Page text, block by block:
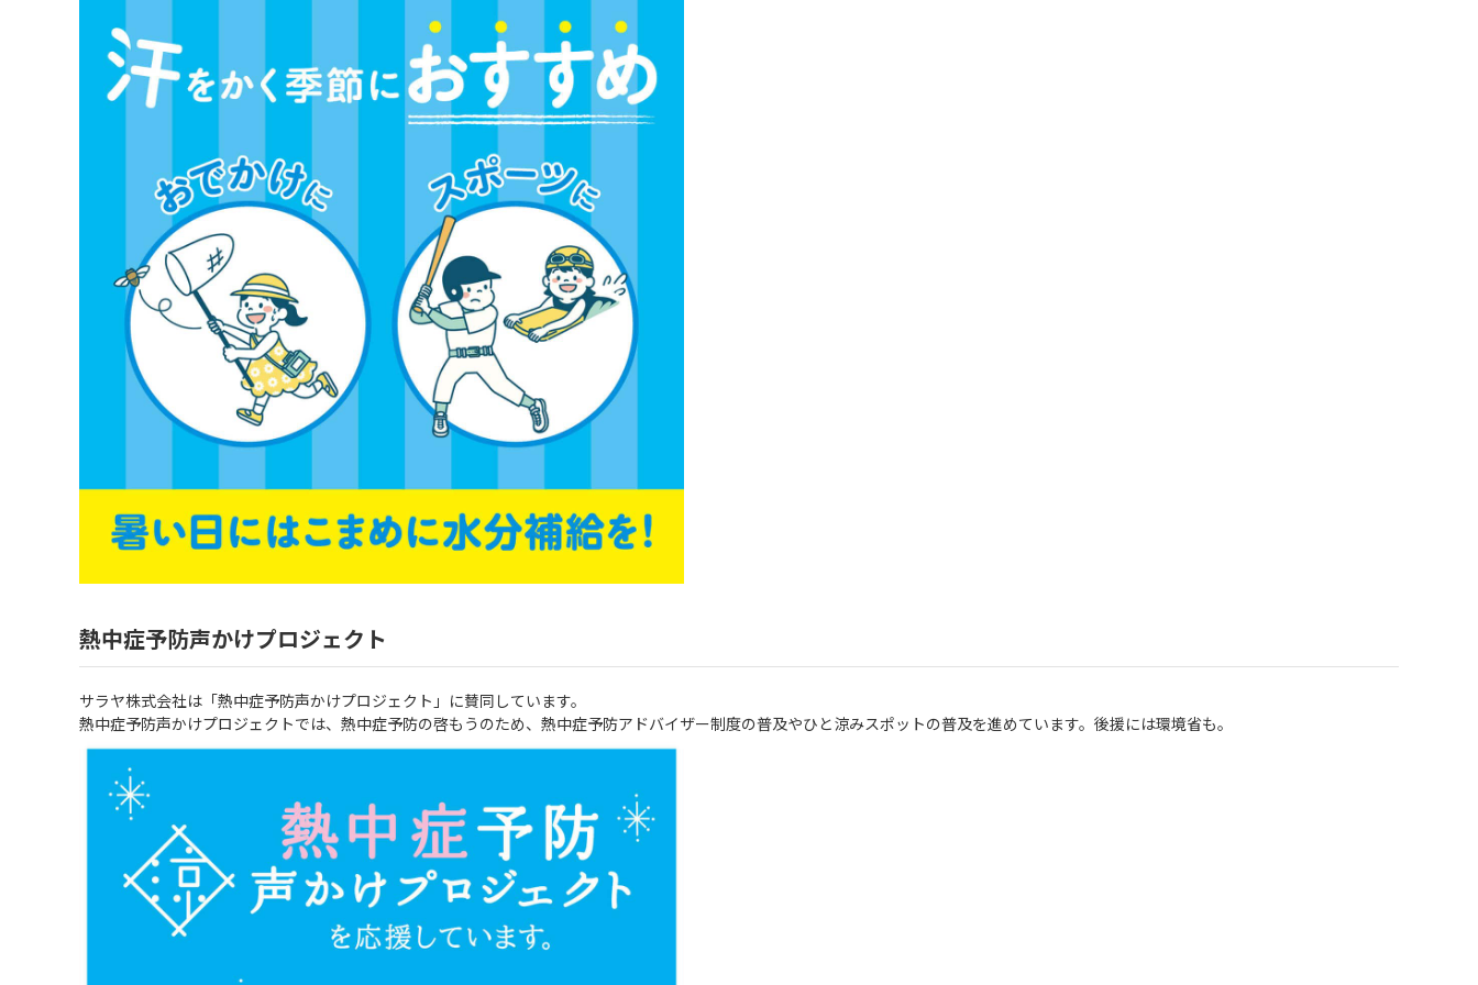
熱中症予防声かけプロジェクト
サラヤ株式会社は「熱中症予防声かけプロジェクト」に賛同しています。
熱中症予防声かけプロジェクトでは、熱中症予防の啓もうのため、熱中症予防アドバイザー制度の普及やひと涼みスポットの普及を進めています。後援には環境省も。